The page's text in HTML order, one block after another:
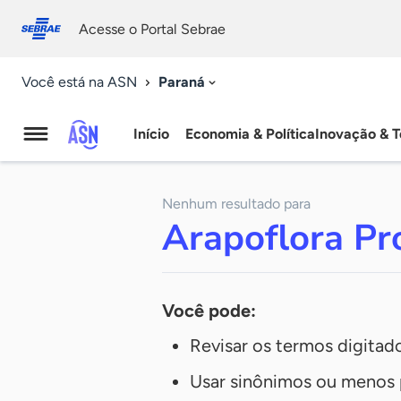
conosco
Acesse o Portal Sebrae
Você está na ASN Paraná
Agência
Notícias
Início Economia & PolíticaInovação &
Nenhum resultado para
Arapoflora
Você pode:
Revisar os termos
Usar sinônimos ou menos